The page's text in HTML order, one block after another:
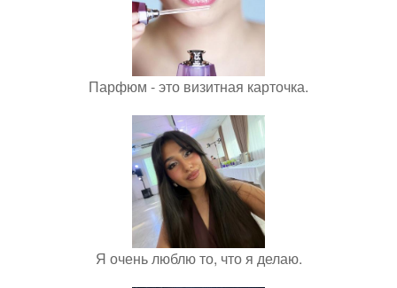
Парфюм - это визитная карточка.
Я очень люблю то, что я делаю.